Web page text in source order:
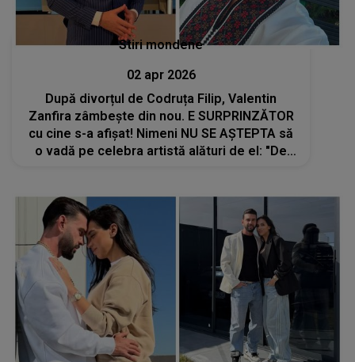
Stiri mondene
02 apr 2026
După divorțul de Codruța Filip, Valentin
Zanfira zâmbește din nou. E SURPRINZĂTOR
cu cine s-a afișat! Nimeni NU SE AȘTEPTA să
o vadă pe celebra artistă alături de el: "De